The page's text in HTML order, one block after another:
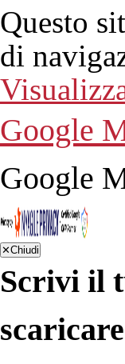
Questo
di
Google
Google
✕Chiudi
Scrivi il